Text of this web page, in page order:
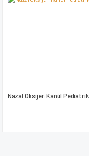
Nazal Oksijen Kanül Pediatrik